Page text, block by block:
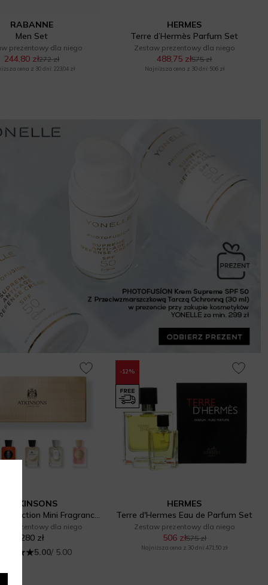
RABANNE
Men Set
prezentowy dla niego
244,80 zł272 zł
cena z 30 dni: 223,04 zł
HERMES
Terre d’Hermès Parfum Set
Zestaw prezentowy dla niego
488,75 zł575 zł
Najniższa cena z 30 dni: 506 zł
ATKINSONS
The Fresh Addiction Mini Fragrance Set
prezentowy dla niego
280 zł
5.00/ 5.00
-12%
HERMES
Terre d'Hermes Eau de Parfum Set
Zestaw prezentowy dla niego
506 zł575 zł
Najniższa cena z 30 dni: 471,50 zł